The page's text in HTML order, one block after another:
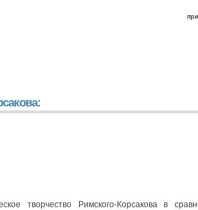
творчество Римского-Корсакова в